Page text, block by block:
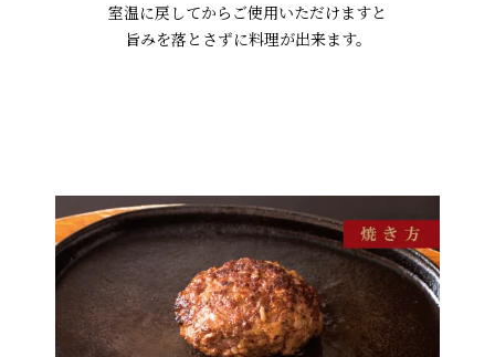
室温に戻してからご使用いただけますと
旨みを落とさずに料理が出来ます。